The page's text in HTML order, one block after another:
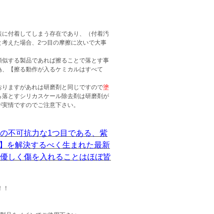
付着してしまう存在であり、（付着汚
えた場合、2つ目の摩擦に次いで大事
する製品であれば擦ることで落とす事
【擦る動作が入るケミカルはすべて
ますがあれは研磨剤と同じですので塗
とすシリカスケール除去剤は研磨剤が
情ですのでご注意下さい。
不可抗力な1つ目である、紫
を解決するべく生まれた最新
しく傷を入れることはほぼ皆